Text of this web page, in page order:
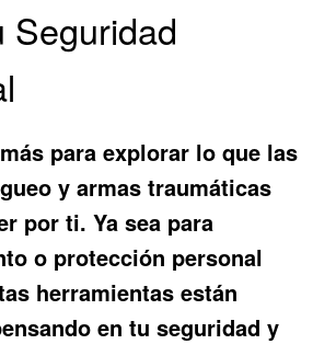
Seguridad
para explorar lo que las
y armas traumáticas
por ti. Ya sea para
o protección personal
herramientas están
en tu seguridad y